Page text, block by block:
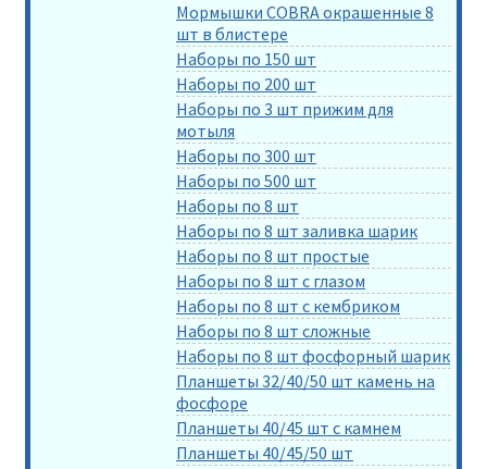
Мормышки COBRA окрашенные 8
шт в блистере
Наборы по 150 шт
Наборы по 200 шт
Наборы по 3 шт прижим для
мотыля
Наборы по 300 шт
Наборы по 500 шт
Наборы по 8 шт
Наборы по 8 шт заливка шарик
Наборы по 8 шт простые
Наборы по 8 шт с глазом
Наборы по 8 шт с кембриком
Наборы по 8 шт сложные
Наборы по 8 шт фосфорный шарик
Планшеты 32/40/50 шт камень на
фосфоре
Планшеты 40/45 шт с камнем
Планшеты 40/45/50 шт